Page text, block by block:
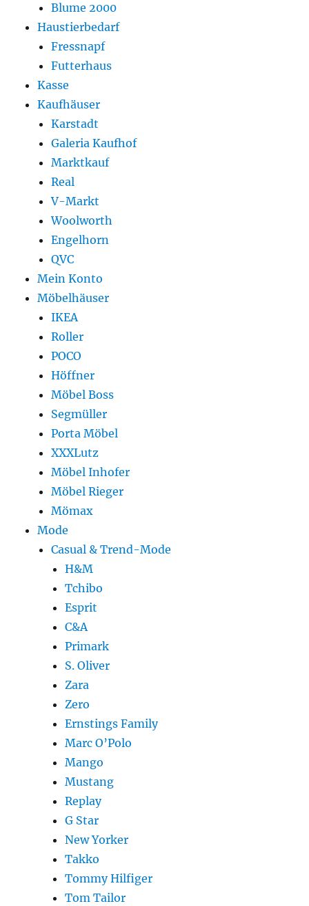
Blume 2000
Haustierbedarf
Fressnapf
Futterhaus
Kasse
Kaufhäuser
Karstadt
Galeria Kaufhof
Marktkauf
Real
V-Markt
Woolworth
Engelhorn
QVC
Mein Konto
Möbelhäuser
IKEA
Roller
POCO
Höffner
Möbel Boss
Segmüller
Porta Möbel
XXXLutz
Möbel Inhofer
Möbel Rieger
Mömax
Mode
Casual & Trend-Mode
H&M
Tchibo
Esprit
C&A
Primark
S. Oliver
Zara
Zero
Ernstings Family
Marc O’Polo
Mango
Mustang
Replay
G Star
New Yorker
Takko
Tommy Hilfiger
Tom Tailor